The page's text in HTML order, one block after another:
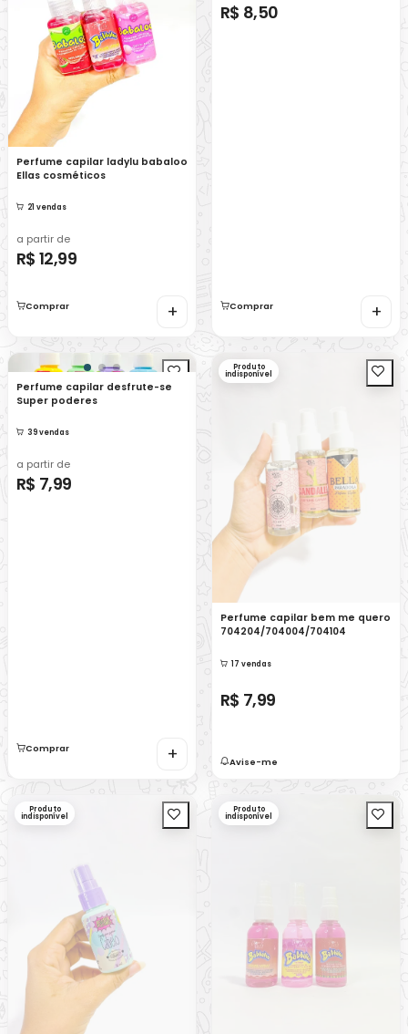
Perfume capilar ladylu babaloo
Ellas cosméticos
21 vendas
a partir de
R$ 12,99
Comprar +
R$ 8,50
Comprar +
Perfume capilar desfrute-se
Super poderes
39 vendas
a partir de
R$ 7,99
Comprar +
Produto
indisponível
Perfume capilar bem me quero
704204/704004/704104
17 vendas
R$ 7,99
Avise-me
Produto
indisponível
Produto
indisponível